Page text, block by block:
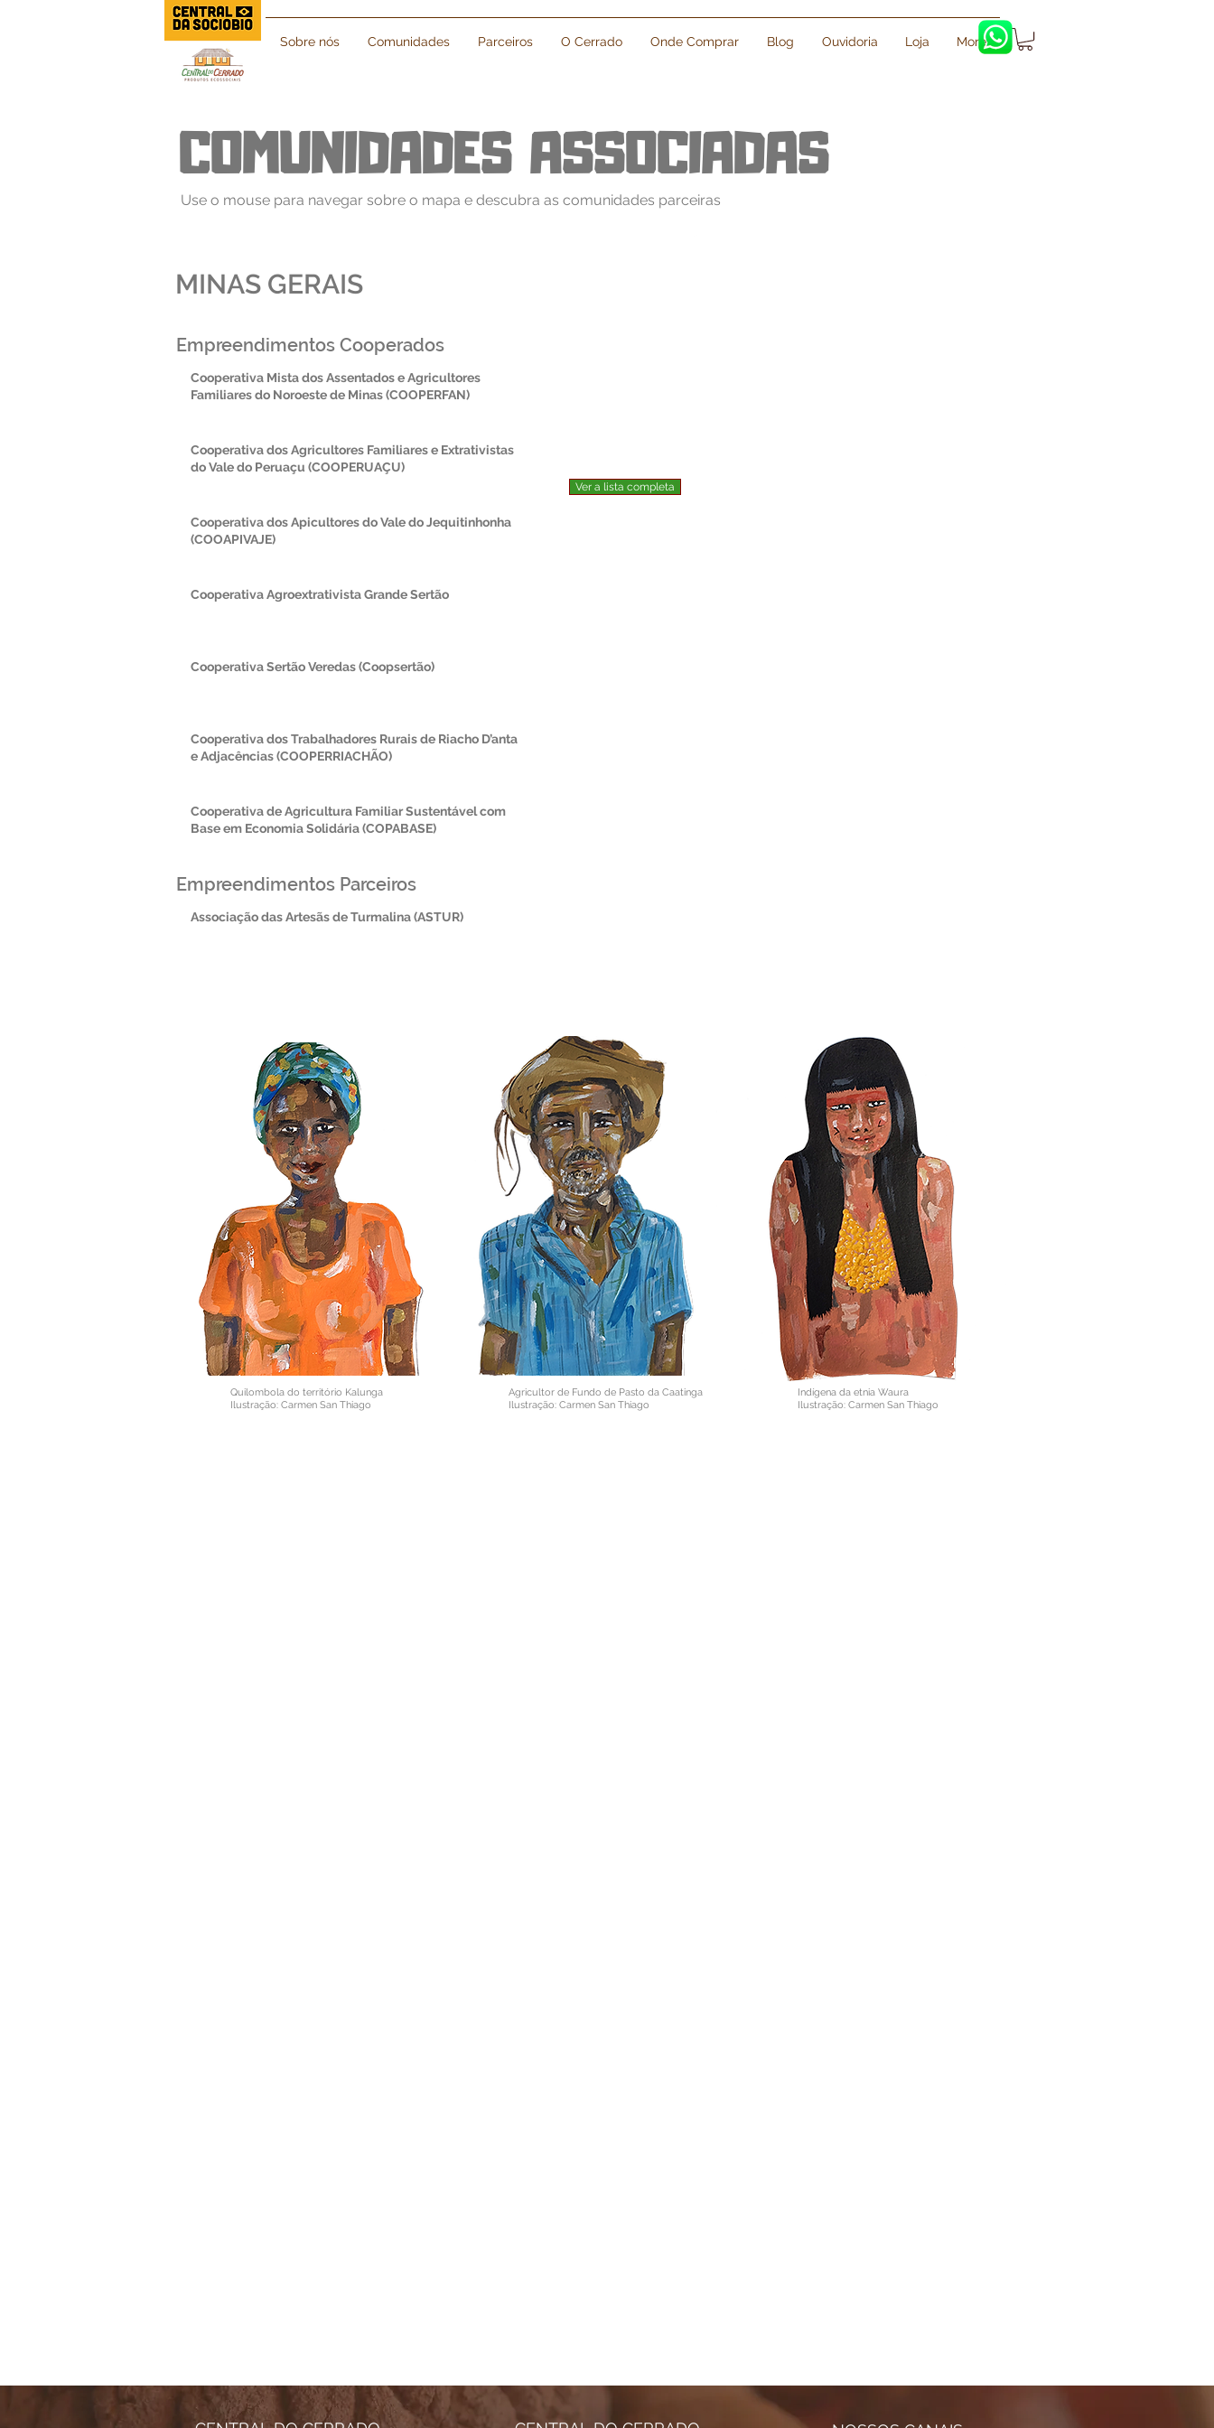
Sobre nós Comunidades Parceiros O Cerrado Onde Comprar Blog Ouvidoria Loja More
MINAS GERAIS
Use o mouse para navegar sobre o mapa e descubra as comunidades parceiras
COMUNIDADES ASSOCIADAS
Empreendimentos Cooperados
Cooperativa Mista dos Assentados e Agricultores
Familiares do Noroeste de Minas (COOPERFAN)
Cooperativa dos Agricultores Familiares e Extrativistas
do Vale do Peruaçu (COOPERUAÇU)
Cooperativa dos Apicultores do Vale do Jequitinhonha
(COOAPIVAJE)
Cooperativa Agroextrativista Grande Sertão
Cooperativa Sertão Veredas (Coopsertão)
Cooperativa dos Trabalhadores Rurais de Riacho D’anta
e Adjacências (COOPERRIACHÃO)
Cooperativa de Agricultura Familiar Sustentável com
Base em Economia Solidária (COPABASE)
Empreendimentos Parceiros
Associação das Artesãs de Turmalina (ASTUR)
Ver a lista completa
Quilombola do território Kalunga
Ilustração: Carmen San Thiago
Agricultor de Fundo de Pasto da Caatinga
Ilustração: Carmen San Thiago
Indígena da etnia Waura
Ilustração: Carmen San Thiago